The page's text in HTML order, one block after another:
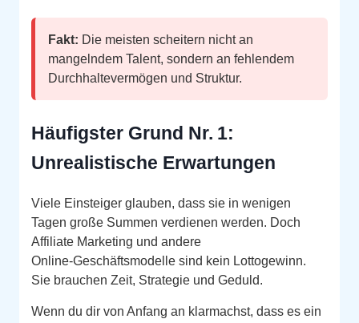
Fakt: Die meisten scheitern nicht an
mangelndem Talent, sondern an fehlendem
Durchhaltevermögen und Struktur.
Häufigster Grund Nr. 1:
Unrealistische Erwartungen
Viele Einsteiger glauben, dass sie in wenigen
Tagen große Summen verdienen werden. Doch
Affiliate Marketing und andere
Online‑Geschäftsmodelle sind kein Lottogewinn.
Sie brauchen Zeit, Strategie und Geduld.
Wenn du dir von Anfang an klarmachst, dass es ein